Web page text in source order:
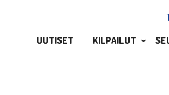
UUTISET
KILPAILUT